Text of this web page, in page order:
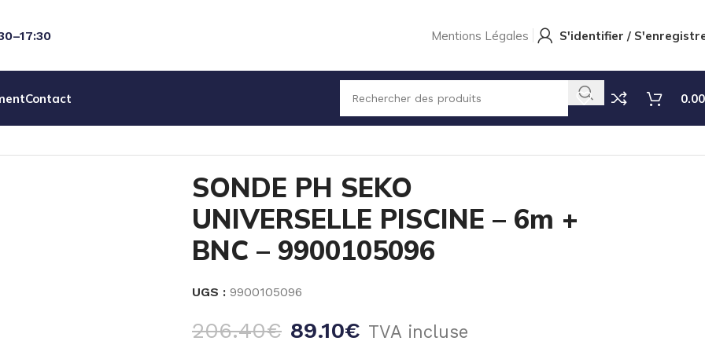
Mentions Légales S'identifier /
Contact
0.00
PH SEKO UNIVERSELLE PISCINE – 6m + BNC – 9900105096
SONDE PH SEKO
UNIVERSELLE PISCINE – 6m +
BNC – 9900105096
UGS : 9900105096
206.40€ 89.10€ TVA incluse